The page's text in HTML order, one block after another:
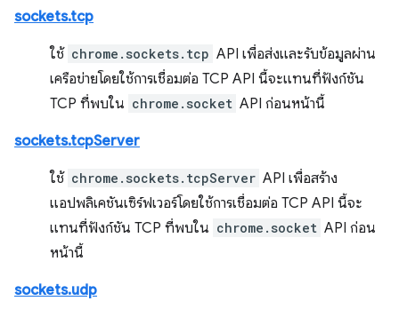
sockets.tcp
ใช้ chrome.sockets.tcp API เพื่อส่งและรับข้อมูลผ่าน
เครือข่ายโดยใช้การเชื่อมต่อ TCP API นี้จะแทนที่ฟังก์ชัน
TCP ที่พบใน chrome.socket API ก่อนหน้านี้
sockets.tcpServer
ใช้ chrome.sockets.tcpServer API เพื่อสร้าง
แอปพลิเคชันเซิร์ฟเวอร์โดยใช้การเชื่อมต่อ TCP API นี้จะ
แทนที่ฟังก์ชัน TCP ที่พบใน chrome.socket API ก่อน
หน้านี้
sockets.udp